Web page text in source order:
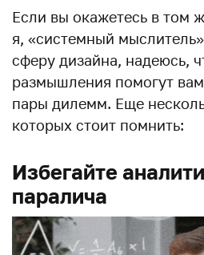
Если вы окажетесь в том
я, «системный
сферу дизайна, надеюсь,
размышления помогут вам
пары дилемм. Еще
которых стоит помнить:
Избегайте
паралича